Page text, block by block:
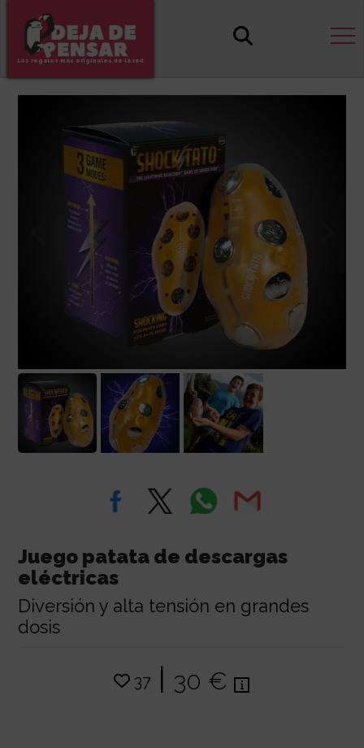
Los regalos más originales de la red
Juego patata de descargas
eléctricas
Diversión y alta tensión en grandes
dosis
37 | 30 €